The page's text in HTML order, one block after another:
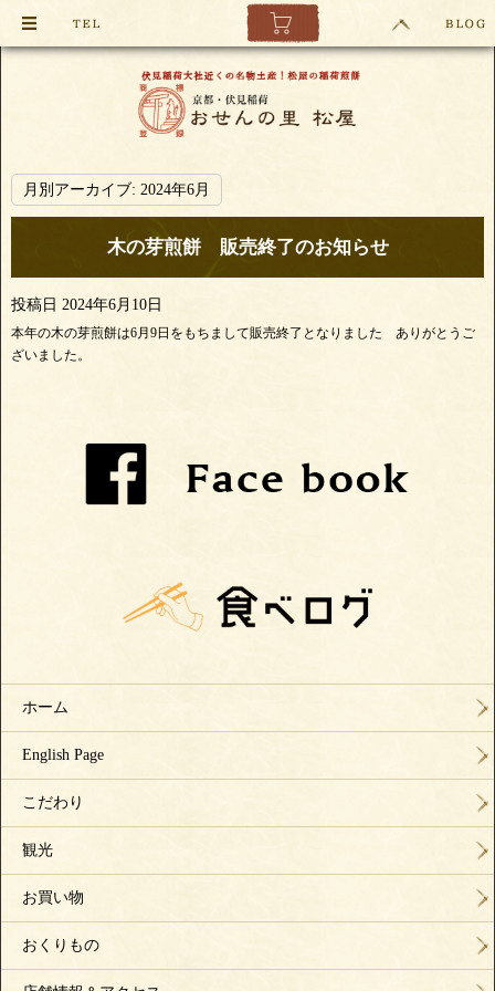
月別アーカイブ: 2024年6月
木の芽煎餅 販売終了のお知らせ
投稿日 2024年6月10日
本年の木の芽煎餅は6月9日をもちまして販売終了となりました ありがとうご
ざいました。
ホーム
English Page
こだわり
観光
お買い物
おくりもの